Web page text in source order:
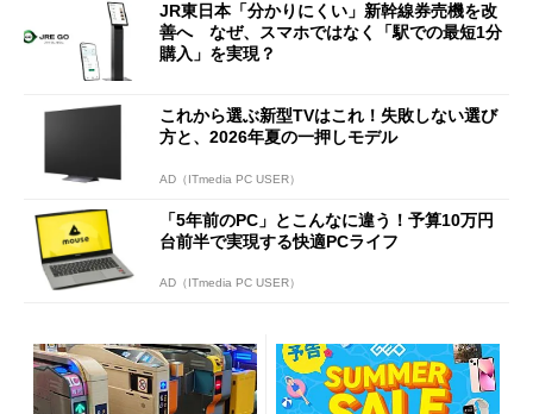
JR東日本「分かりにくい」新幹線券売機を改
善へ なぜ、スマホではなく「駅での最短1分
購入」を実現？
これから選ぶ新型TVはこれ！失敗しない選び
方と、2026年夏の一押しモデル
AD（ITmedia PC USER）
「5年前のPC」とこんなに違う！予算10万円
台前半で実現する快適PCライフ
AD（ITmedia PC USER）